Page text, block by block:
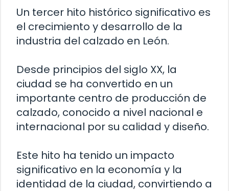
Un tercer hito histórico significativo es
el crecimiento y desarrollo de la
industria del calzado en León.
Desde principios del siglo XX, la
ciudad se ha convertido en un
importante centro de producción de
calzado, conocido a nivel nacional e
internacional por su calidad y diseño.
Este hito ha tenido un impacto
significativo en la economía y la
identidad de la ciudad, convirtiendo a